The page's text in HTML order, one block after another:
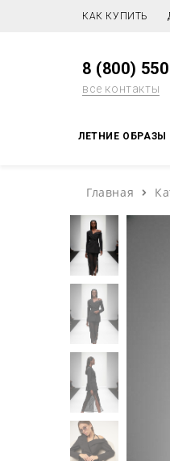
КАК КУПИТЬ
8 (800)
все контакты
ЛЕТНИЕ
Главная